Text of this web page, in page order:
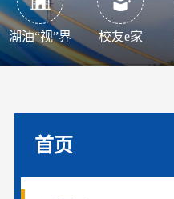
湖油“视”界 校友e家
首页